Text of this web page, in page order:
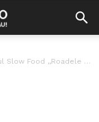
Food ,,Roadele Pământului” Editia 31